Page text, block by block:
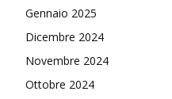
Gennaio 2025
Dicembre 2024
Novembre 2024
Ottobre 2024